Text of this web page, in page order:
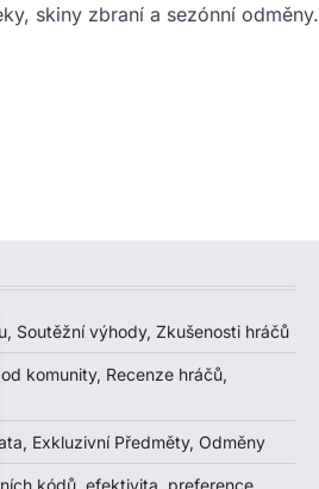
skiny zbraní a sezónní odměny.
Soutěžní výhody, Zkušenosti hráčů
komunity, Recenze hráčů,
Exkluzivní Předměty, Odměny
kódů, efektivita, preference